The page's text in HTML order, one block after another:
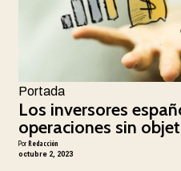
Portada
Los inversores
operaciones sin
PorRedacción
octubre 2, 2023